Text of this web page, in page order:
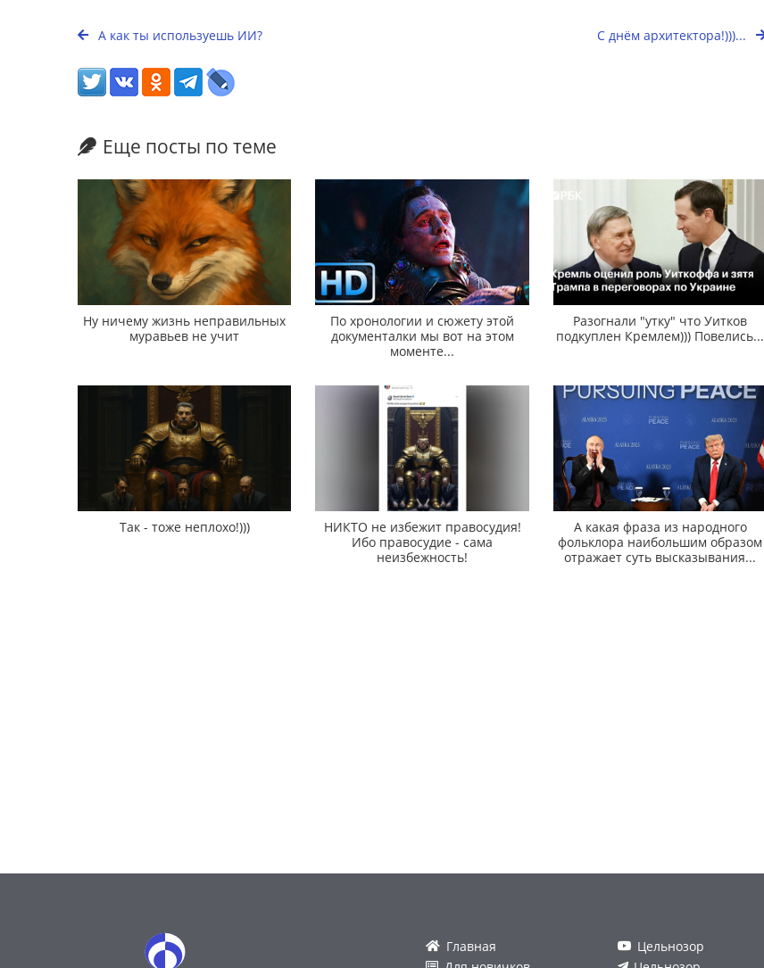
А как ты используешь ИИ? С днём архитектора!)))...
Еще посты по теме
Ну ничему жизнь неправильных
муравьев не учит
По хронологии и сюжету этой
документалки мы вот на этом
моменте...
Разогнали "утку" что Уитков
подкуплен Кремлем))) Повелись...
Так - тоже неплохо!)))
НИКТО не избежит правосудия!
Ибо правосудие - сама
неизбежность!
А какая фраза из народного
фольклора наибольшим образом
отражает суть высказывания...
Главная
Цельнозор